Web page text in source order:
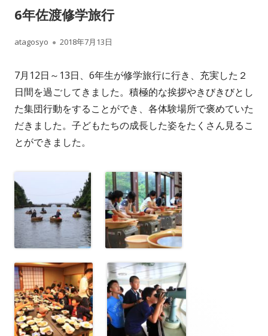
6年佐渡修学旅行
作
atagosyo
公
2018年7月13日
7月12日～13日、6年生が修学旅行に行き、充実した２
日間を過ごしてきました。積極的な挨拶やきびきびとし
た集団行動をすることができ、各体験場所で褒めていた
だきました。子どもたちの成長した姿をたくさん見るこ
とができました。